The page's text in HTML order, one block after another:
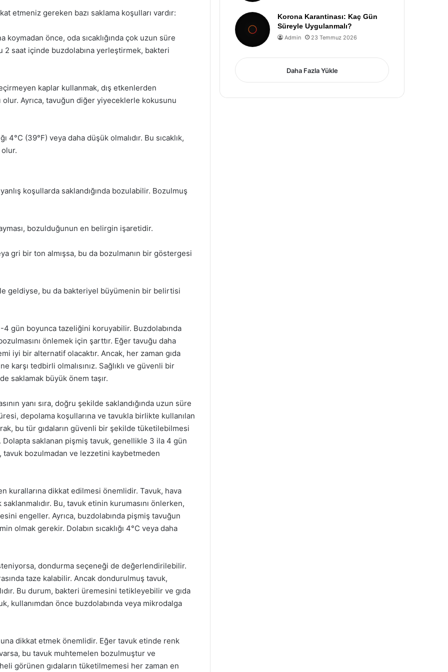
etmeniz gereken bazı saklama koşulları vardır:
koymadan önce, oda sıcaklığında çok uzun süre
saat içinde buzdolabına yerleştirmek, bakteri
kaplar kullanmak, dış etkenlerden
olur. Ayrıca, tavuğun diğer yiyeceklerle kokusunu
4°C (39°F) veya daha düşük olmalıdır. Bu sıcaklık,
koşullarda saklandığında bozulabilir. Bozulmuş
bozulduğunun en belirgin işaretidir.
gri bir ton almışsa, bu da bozulmanın bir göstergesi
geldiyse, bu da bakteriyel büyümenin bir belirtisi
gün boyunca tazeliğini koruyabilir. Buzdolabında
önlemek için şarttır. Eğer tavuğu daha
iyi bir alternatif olacaktır. Ancak, her zaman gıda
tedbirli olmalısınız. Sağlıklı ve güvenli bir
saklamak büyük önem taşır.
yanı sıra, doğru şekilde saklandığında uzun süre
depolama koşullarına ve tavukla birlikte kullanılan
bu tür gıdaların güvenli bir şekilde tüketilebilmesi
saklanan pişmiş tavuk, genellikle 3 ila 4 gün
bozulmadan ve lezzetini kaybetmeden
kurallarına dikkat edilmesi önemlidir. Tavuk, hava
Bu, tavuk etinin kurumasını önlerken,
engeller. Ayrıca, buzdolabında pişmiş tavuğun
olmak gerekir. Dolabın sıcaklığı 4°C veya daha
dondurma seçeneği de değerlendirilebilir.
taze kalabilir. Ancak dondurulmuş tavuk,
Bu durum, bakteri üremesini tetikleyebilir ve gıda
kullanımdan önce buzdolabında veya mikrodalga
dikkat etmek önemlidir. Eğer tavuk etinde renk
bu tavuk muhtemelen bozulmuştur ve
görünen gıdaların tüketilmemesi her zaman en
Korona Karantinası: Kaç Gün
Süreyle Uygulanmalı?
Admin 23 Temmuz 2026
Daha Fazla Yükle